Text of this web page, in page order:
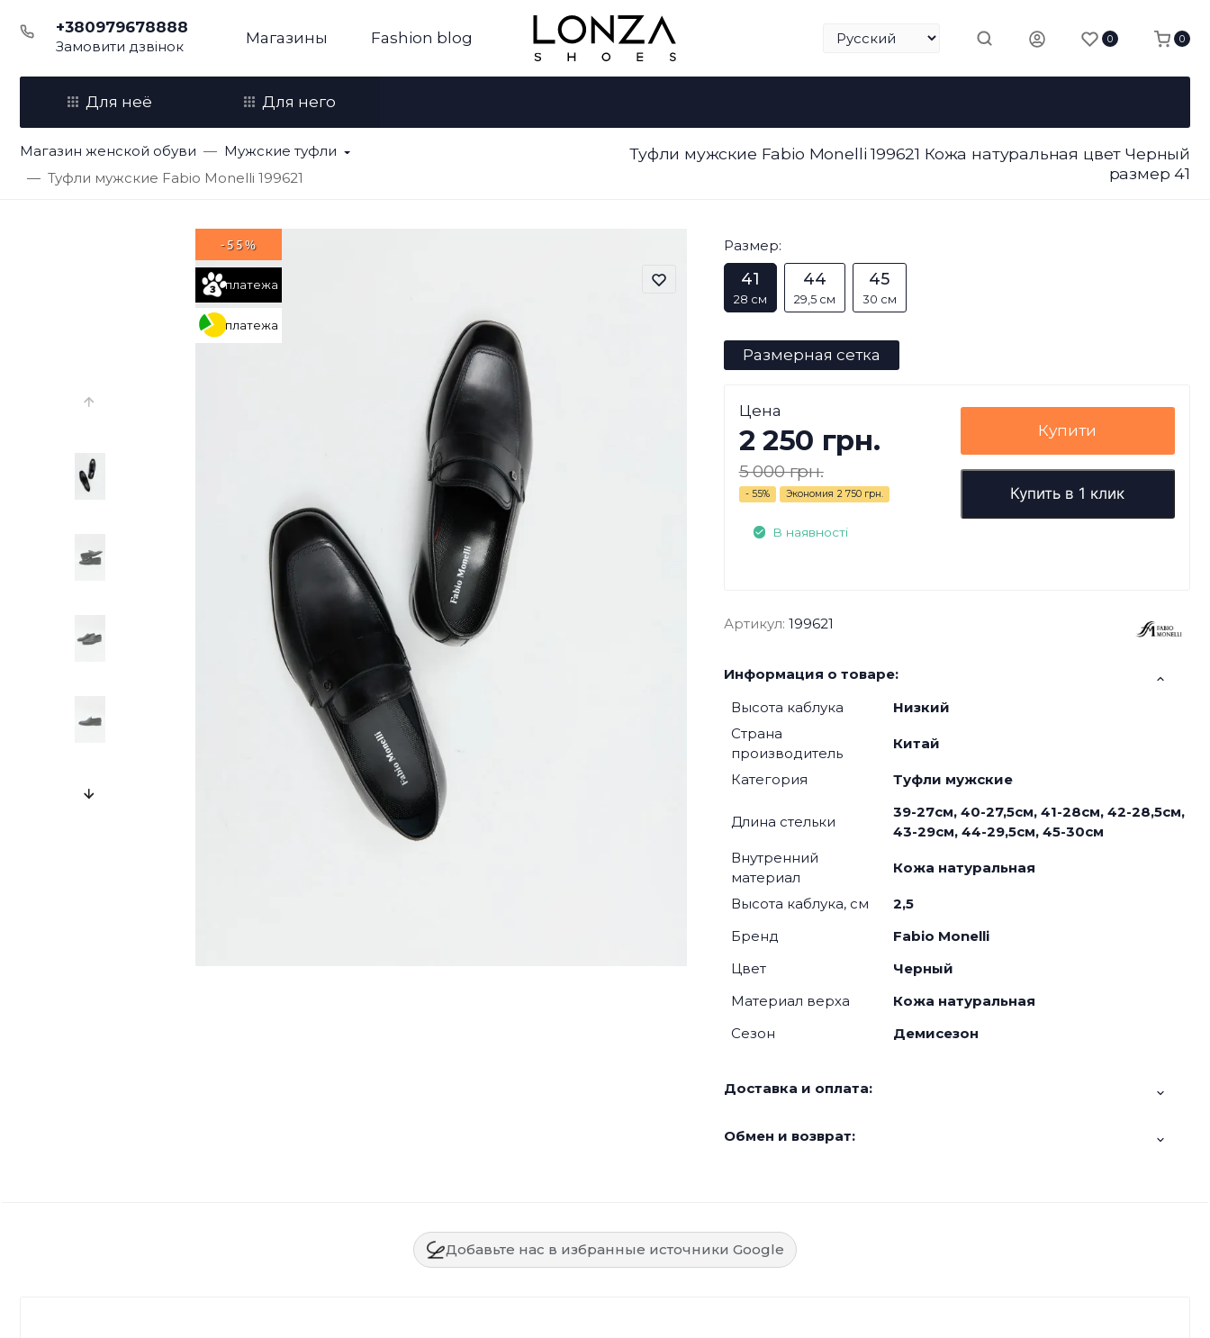
+380979678888
Замовити дзвінок Магазины Fashion blog 0 0
Для неё Для него
Магазин женской обуви
Мужские туфли
Туфли мужские Fabio Monelli 199621
Туфли мужские Fabio Monelli 199621 Кожа натуральная цвет Черный
размер 41
платежа
платежа
-55% Размер:
41
28 см
44
29,5 см
45
30 см
Размерная сетка
Цена
2 250 грн.
5 000 грн.
- 55% Экономия 2 750 грн.
В наявності
Купити
Купить в 1 клик
Артикул: 199621
Информация о товаре:
Высота каблука
Низкий
Страна
производитель
Китай
Категория Туфли мужские
Длина стельки
39-27см, 40-27,5см, 41-28см, 42-28,5см,
43-29см, 44-29,5см, 45-30см
Внутренний
материал
Кожа натуральная
Высота каблука, см
2,5
Бренд
Fabio Monelli
Цвет
Черный
Материал верха
Кожа натуральная
Сезон
Демисезон
Доставка и оплата:
Обмен и возврат:
Добавьте нас в избранные источники Google